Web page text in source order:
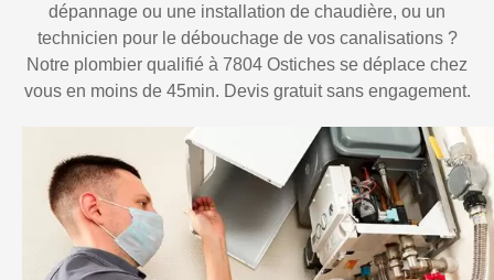
dépannage ou une installation de chaudière, ou un
technicien pour le débouchage de vos canalisations ?
Notre plombier qualifié à 7804 Ostiches se déplace chez
vous en moins de 45min. Devis gratuit sans engagement.